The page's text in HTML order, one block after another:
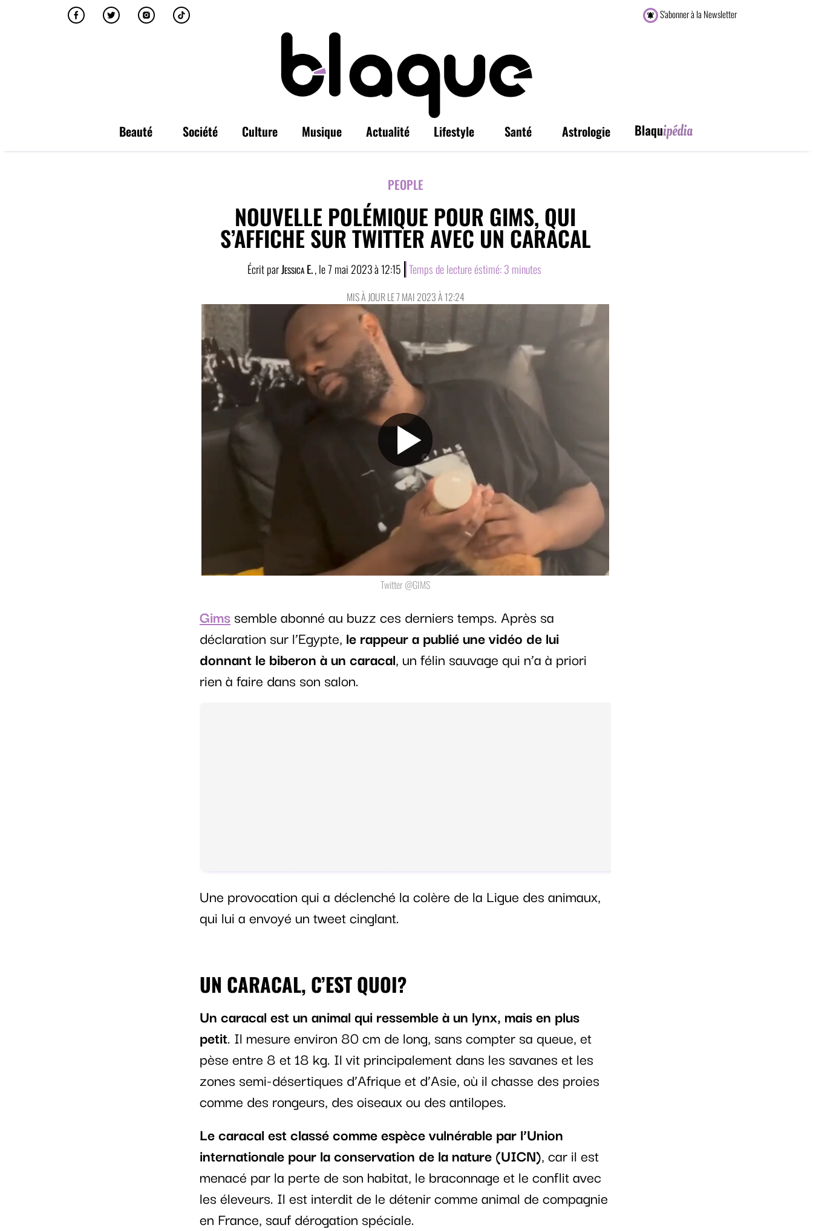
S'abonner à la Newsletter
Beauté Société Culture Musique Actualité Lifestyle Santé Astrologie
PEOPLE
NOUVELLE POLÉMIQUE POUR GIMS, QUI
S’AFFICHE SUR TWITTER AVEC UN CARACAL
Écrit parJessica E., le7 mai 2023à12:15 Temps de lecture éstimé:3 minutes
MIS À JOUR LE 7 MAI 2023 À 12:24
Twitter @GIMS
Gimssemble abonné au buzz ces derniers temps. Après sa
déclaration sur l’Egypte, le rappeur a publié une vidéo de lui
donnant le biberon à un caracal, un félin sauvage qui n’a à priori
rien à faire dans son salon.
Une provocation qui a déclenché la colère de la Ligue des animaux,
qui lui a envoyé un tweet cinglant.
UN CARACAL, C’EST QUOI?
Un caracal est un animal qui ressemble à un lynx, mais en plus
petit. Il mesure environ 80 cm de long, sans compter sa queue, et
pèse entre 8 et 18 kg. Il vit principalement dans les savanes et les
zones semi-désertiques d’Afrique et d’Asie, où il chasse des proies
comme des rongeurs, des oiseaux ou des antilopes.
Le caracal est classé comme espèce vulnérable par l’Union
internationale pour la conservation de la nature (UICN), car il est
menacé par la perte de son habitat, le braconnage et le conflit avec
les éleveurs. Il est interdit de le détenir comme animal de compagnie
en France, sauf dérogation spéciale.